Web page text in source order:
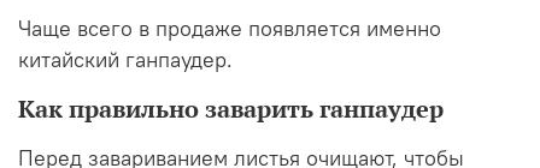
Чаще всего в продаже появляется именно
китайский ганпаудер.
Как правильно заварить ганпаудер
Перед завариванием листья очищают, чтобы